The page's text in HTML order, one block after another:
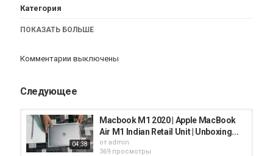
Категория
ПОКАЗАТЬ БОЛЬШЕ
Комментарии выключены
Следующее
04:38
Macbook M1 2020 | Apple MacBook
Air M1 Indian Retail Unit | Unboxing...
от admin
369 просмотры